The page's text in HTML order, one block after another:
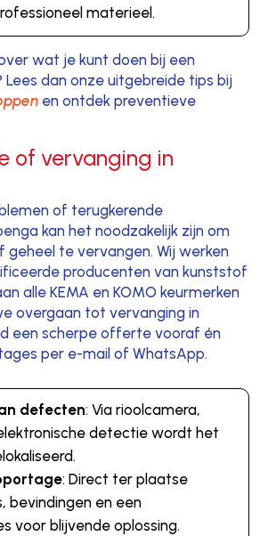
materieel.
wat je kunt doen bij een
dan onze uitgebreide tips bij
en ontdek preventieve
of vervanging in
of terugkerende
kan het noodzakelijk zijn om
geheel te vervangen. Wij werken
producenten van kunststof
alle KEMA en KOMO keurmerken
overgaan tot vervanging in
een scherpe offerte vooraf én
per e-mail of WhatsApp.
defecten: Via rioolcamera,
detectie wordt het
: Direct ter plaatse
bevindingen en een
voor blijvende oplossing.